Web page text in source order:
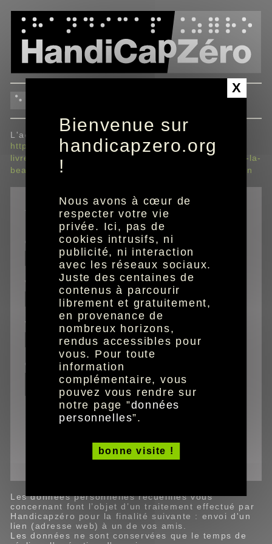
L'adresse envoyée sera :
https://www.handicapzero.org/beaute/yves-rocher/le-
livre-vert-de-la-beaute-2024/acceder-au-livre-vert-de-la-
beaute-2024/garanties-legales-reclamations-mediation
* champs obligatoires
email de votre ami
votre prénom
votre email
commentaires
Ce site est protégé par reCAPTCHA (Google).
Les données personnelles recueillies vous
concernant font l’objet d’un traitement effectué par
Handicapzéro pour la finalité suivante : envoi d'un
lien (adresse web) à un de vos amis.
Les données ne sont conservées que le temps de
X
Bienvenue sur
handicapzero.org
!
Nous avons à cœur de
respecter votre vie
privée. Ici, pas de
cookies intrusifs, ni
publicité, ni interaction
avec les réseaux sociaux.
Juste des centaines de
contenus à parcourir
librement et gratuitement,
en provenance de
nombreux horizons,
rendus accessibles pour
vous. Pour toute
information
complémentaire, vous
pouvez vous rendre sur
notre page ”données
personnelles”.
bonne visite !